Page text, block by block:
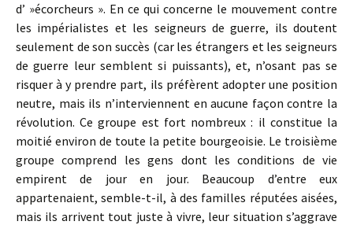
d’ »écorcheurs ». En ce qui concerne le mouvement contre
les impérialistes et les seigneurs de guerre, ils doutent
seulement de son succès (car les étrangers et les seigneurs
de guerre leur semblent si puissants), et, n’osant pas se
risquer à y prendre part, ils préfèrent adopter une position
neutre, mais ils n’interviennent en aucune façon contre la
révolution. Ce groupe est fort nombreux : il constitue la
moitié environ de toute la petite bourgeoisie. Le troisième
groupe comprend les gens dont les conditions de vie
empirent de jour en jour. Beaucoup d’entre eux
appartenaient, semble-t-il, à des familles réputées aisées,
mais ils arrivent tout juste à vivre, leur situation s’aggrave